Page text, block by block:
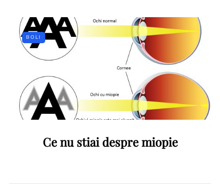
BOLI
Ce nu stiai despre miopie